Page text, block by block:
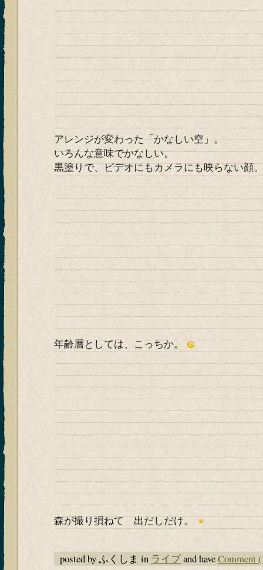
アレンジが変わった「かなしい空」。
いろんな意味でかなしい。
黒塗りで、ビデオにもカメラにも映らない顔。
年齢層としては、こっちか。
森が撮り損ねて 出だしだけ。
posted by ふくしま in ライブand haveComment